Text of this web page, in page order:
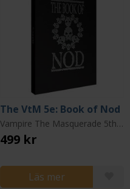
The VtM 5e: Book of Nod
Vampire The Masquerade 5th Edition
499 kr
Läs mer